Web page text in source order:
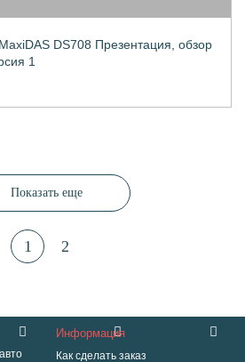
DS708 Презентация, обзор
1
Показать еще
1 2
Информация
Как сделать заказ